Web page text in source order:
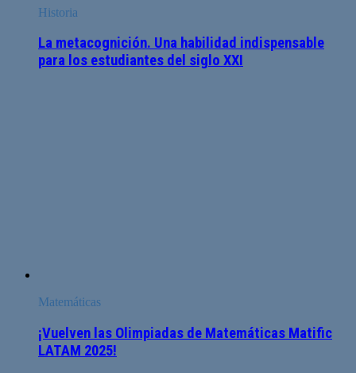
Historia
La metacognición. Una habilidad indispensable
para los estudiantes del siglo XXI
Matemáticas
¡Vuelven las Olimpiadas de Matemáticas Matific
LATAM 2025!